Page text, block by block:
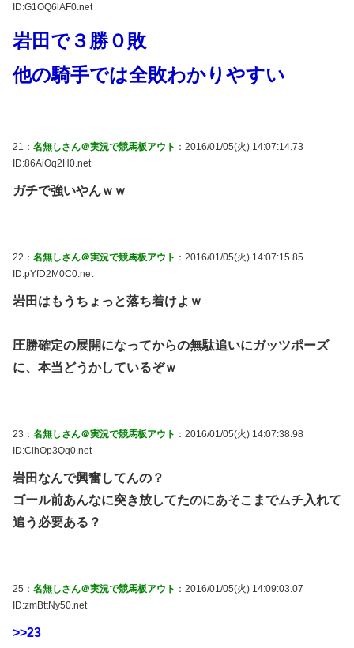
ID:G1OQ6lAF0.net
岩田で３勝０敗
他の騎手では全敗わかりやすい
21： 名無しさん＠実況で競馬板アウト ：2016/01/05(火) 14:07:14.73
ID:86AiOq2H0.net
ガチで強いやんｗｗ
22： 名無しさん＠実況で競馬板アウト ：2016/01/05(火) 14:07:15.85
ID:pYfD2M0C0.net
岩田はもうちょっと落ち着けよｗ
圧勝確定の展開になってからの無駄追いにガッツポーズ
に、本当どうかしているぞｗ
23： 名無しさん＠実況で競馬板アウト ：2016/01/05(火) 14:07:38.98
ID:ClhOp3Qq0.net
岩田なんで興奮してんの？
ゴール前あんなに突き放してたのにあそこまでムチ入れて
追う必要ある？
25： 名無しさん＠実況で競馬板アウト ：2016/01/05(火) 14:09:03.07
ID:zmBttNy50.net
>>23